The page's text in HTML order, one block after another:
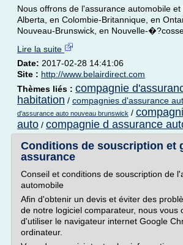
Nous offrons de l'assurance automobile et
Alberta, en Colombie-Britannique, en
Nouveau-Brunswick, en Nouvelle-
Lire la suite
Date: 2017-02-28 14:41:06
Site : http://www.belairdirect.com
Thèmes liés : compagnie
habitation / compagnies d'assurance
d'assurance auto nouveau brunswick /
auto / compagnie d assurance
Conditions de souscription et
assurance
Conseil et conditions de souscription de
automobile
Afin d'obtenir un devis et éviter des
de notre logiciel comparateur, nous vous
d'utiliser le navigateur internet Google
ordinateur.